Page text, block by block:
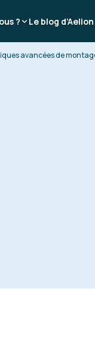
? Le blog d’Aelion
avancées de